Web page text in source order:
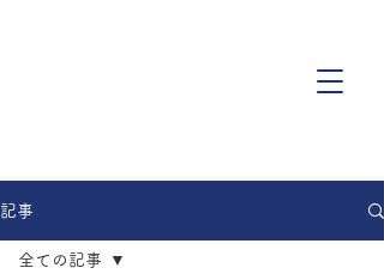
記事
全ての記事